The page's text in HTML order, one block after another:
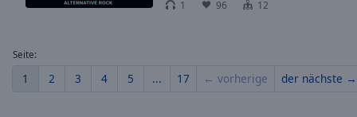
1
96 12
Seite:
1 2 3 4 5 ... 17 ← vorherige der nächste →